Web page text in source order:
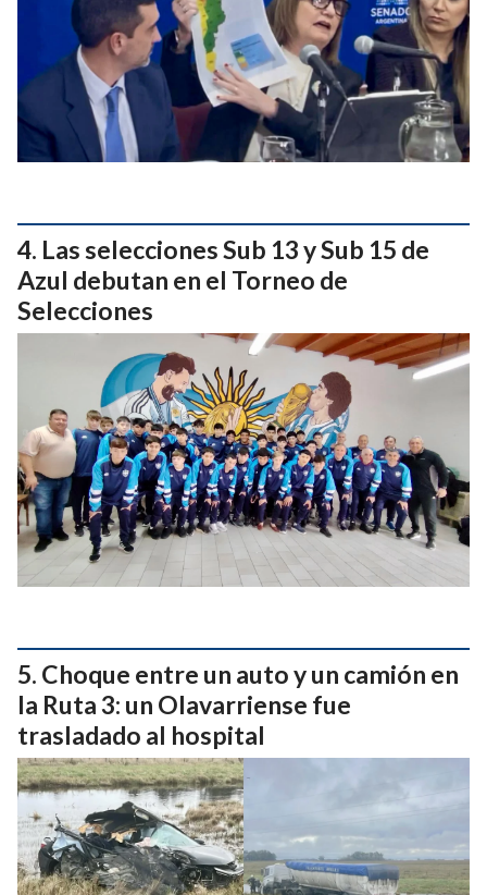
Las selecciones Sub 13 y Sub 15 de
Azul debutan en el Torneo de
Selecciones
Choque entre un auto y un camión en
la Ruta 3: un Olavarriense fue
trasladado al hospital